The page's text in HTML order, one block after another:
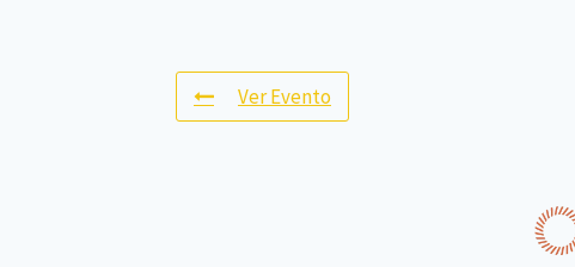
Ver Evento